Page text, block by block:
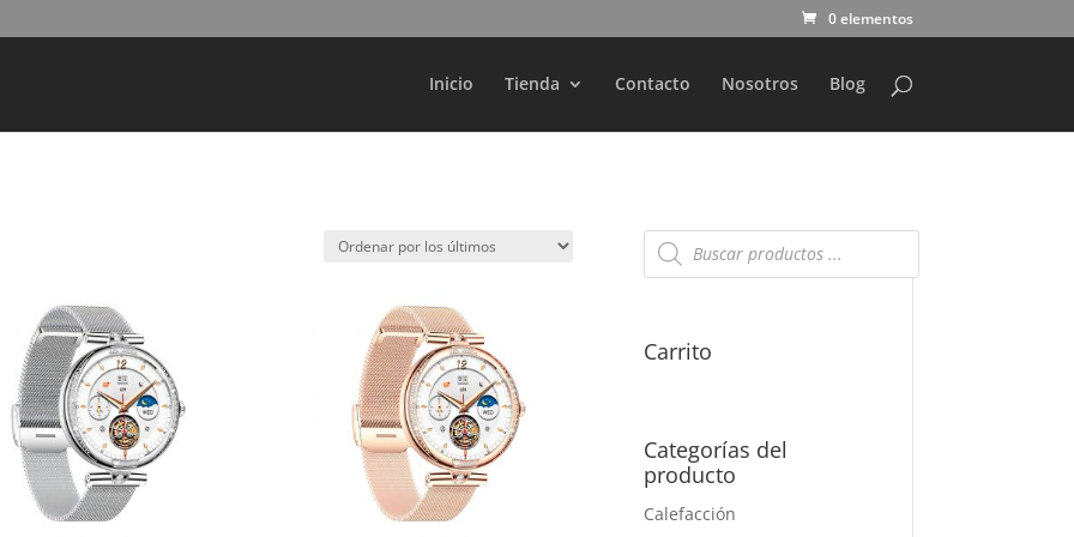
0 elementos
Inicio Tienda Contacto Nosotros Blog
Búsqueda
productos
Búsqueda
de
productos
Carrito
Categorías del
producto
Calefacción